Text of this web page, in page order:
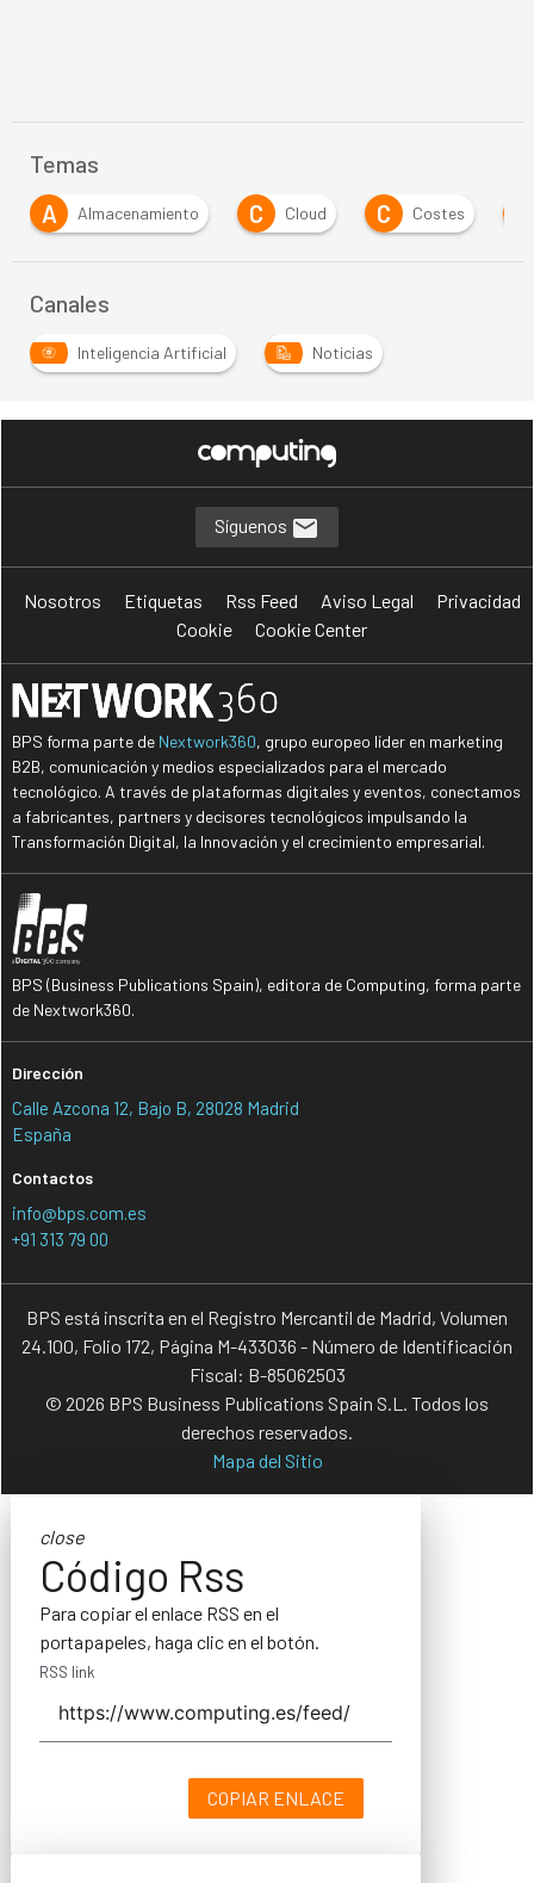
Temas
A
Almacenamiento C Cloud C Costes
Canales
Inteligencia Artificial Noticias
Síguenos
Nosotros Etiquetas Rss Feed Aviso Legal
Privacidad
Cookie
Cookie Center
BPS forma parte de Nextwork360, grupo europeo líder en marketing
B2B, comunicación y medios especializados para el mercado
tecnológico. A través de plataformas digitales y eventos, conectamos
a fabricantes, partners y decisores tecnológicos impulsando la
Transformación Digital, la Innovación y el crecimiento empresarial.
BPS (Business Publications Spain), editora de Computing, forma parte
de Nextwork360.
Dirección
Calle Azcona 12, Bajo B, 28028 Madrid
España
Contactos
info@bps.com.es
+91 313 79 00
BPS está inscrita en el Registro Mercantil de Madrid, Volumen
24.100, Folio 172, Página M-433036 - Número de Identificación
Fiscal: B-85062503
© 2026 BPS Business Publications Spain S.L. Todos los
derechos reservados.
Mapa del Sitio
close
Código Rss
Para copiar el enlace RSS en el
portapapeles, haga clic en el botón.
RSS link
COPIAR ENLACE